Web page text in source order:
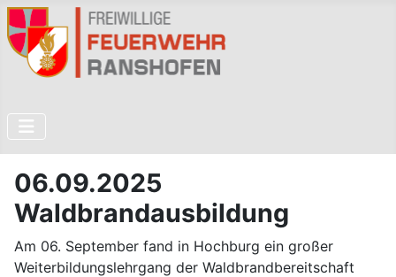
06.09.2025
Waldbrandausbildung
Am 06. September fand in Hochburg ein großer
Weiterbildungslehrgang der Waldbrandbereitschaft